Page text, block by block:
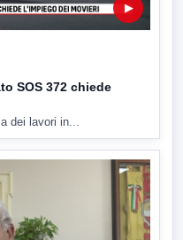
▶
SOS 372 chiede
dei lavori in...